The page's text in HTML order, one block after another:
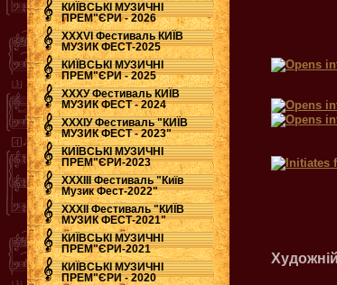
КИЇВСЬКІ МУЗИЧНІ
ПРЕМ"ЄРИ - 2026
ХХХVI Фестиваль КИЇВ
МУЗИК ФЕСТ-2025
КИЇВСЬКІ МУЗИЧНІ
ПРЕМ"ЄРИ - 2025
ХХХУ Фестиваль КИЇВ
МУЗИК ФЕСТ - 2024
ХХХІУ Фестиваль "КИЇВ
МУЗИК ФЕСТ - 2023"
КИЇВСЬКІ МУЗИЧНІ
ПРЕМ"ЄРИ-2023
ХХХІІІ Фестиваль "Київ
Музик Фест-2022"
ХХХІІ Фестиваль "КИЇВ
МУЗИК ФЕСТ-2021"
КИЇВСЬКІ МУЗИЧНІ
ПРЕМ"ЄРИ-2021
КИЇВСЬКІ МУЗИЧНІ
ПРЕМ"ЄРИ - 2020